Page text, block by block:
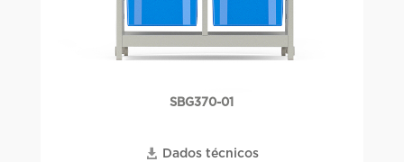
SBG370-01
Dados técnicos